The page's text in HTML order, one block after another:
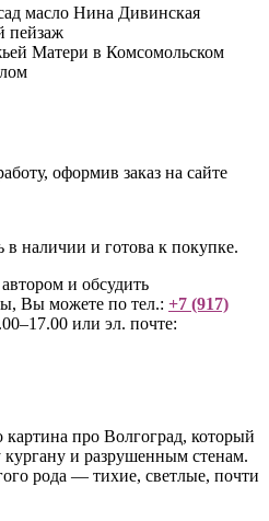
оформив заказ на сайте
в наличии и готова к покупке.
и обсудить
Вы можете по тел.: +7 (917)
или эл. почте:
про Волгоград, который
и разрушенным стенам.
рода — тихие, светлые, почти